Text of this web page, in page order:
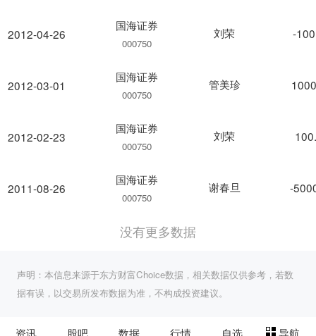
2012-04-26
2012-03-01
2012-02-23
2011-08-26
国海证券
000750
刘荣 -
国海证券
000750
管美珍
国海证券
000750
刘荣
国海证券
000750
谢春旦 -
没有更多数据
声明：本信息来源于东方财富Choice数据，相关数据仅供参考，若数
据有误，以交易所发布数据为准，不构成投资建议。
资讯 股吧 数据 行情 自选 导航